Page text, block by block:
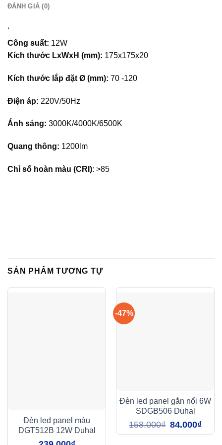
ĐÁNH GIÁ (0)
‘
Công suất: 12W
Kích thước LxWxH (mm): 175x175x20
Kích thước lắp đặt Ø (mm): 70 -120
Điện áp: 220V/50Hz
Ánh sáng: 3000K/4000K/6500K
Quang thông: 1200lm
Chỉ số hoàn màu (CRI): >85
SẢN PHẨM TƯƠNG TỰ
Đèn led panel màu
DGT512B 12W Duhal
-47%
Đèn led panel gắn nổi 6W
SDGB506 Duhal
158.000₫
Giá
gốc
là:
84.000₫Giá
tại